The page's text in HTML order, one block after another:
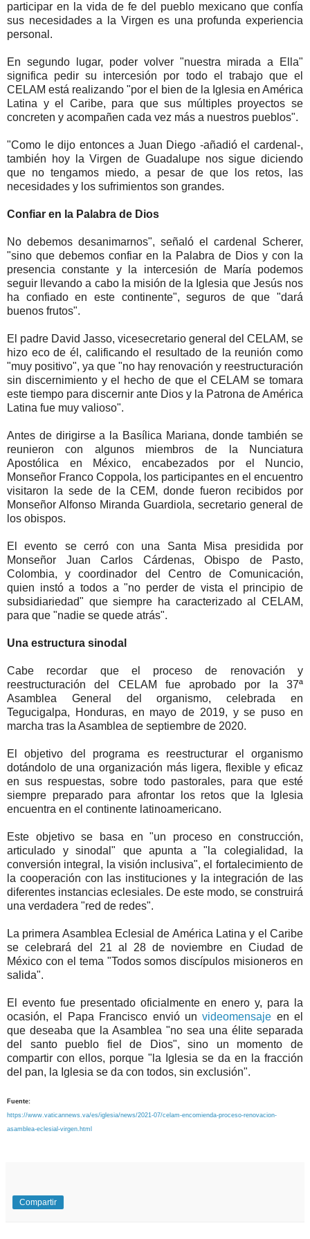
participar en la vida de fe del pueblo mexicano que confía
sus necesidades a la Virgen es una profunda experiencia
personal.
En segundo lugar, poder volver "nuestra mirada a Ella"
significa pedir su intercesión por todo el trabajo que el
CELAM está realizando "por el bien de la Iglesia en América
Latina y el Caribe, para que sus múltiples proyectos se
concreten y acompañen cada vez más a nuestros pueblos".
"Como le dijo entonces a Juan Diego -añadió el cardenal-,
también hoy la Virgen de Guadalupe nos sigue diciendo
que no tengamos miedo, a pesar de que los retos, las
necesidades y los sufrimientos son grandes.
Confiar en la Palabra de Dios
No debemos desanimarnos", señaló el cardenal Scherer,
"sino que debemos confiar en la Palabra de Dios y con la
presencia constante y la intercesión de María podemos
seguir llevando a cabo la misión de la Iglesia que Jesús nos
ha confiado en este continente", seguros de que "dará
buenos frutos".
El padre David Jasso, vicesecretario general del CELAM, se
hizo eco de él, calificando el resultado de la reunión como
"muy positivo", ya que "no hay renovación y reestructuración
sin discernimiento y el hecho de que el CELAM se tomara
este tiempo para discernir ante Dios y la Patrona de América
Latina fue muy valioso".
Antes de dirigirse a la Basílica Mariana, donde también se
reunieron con algunos miembros de la Nunciatura
Apostólica en México, encabezados por el Nuncio,
Monseñor Franco Coppola, los participantes en el encuentro
visitaron la sede de la CEM, donde fueron recibidos por
Monseñor Alfonso Miranda Guardiola, secretario general de
los obispos.
El evento se cerró con una Santa Misa presidida por
Monseñor Juan Carlos Cárdenas, Obispo de Pasto,
Colombia, y coordinador del Centro de Comunicación,
quien instó a todos a "no perder de vista el principio de
subsidiariedad" que siempre ha caracterizado al CELAM,
para que "nadie se quede atrás".
Una estructura sinodal
Cabe recordar que el proceso de renovación y
reestructuración del CELAM fue aprobado por la 37ª
Asamblea General del organismo, celebrada en
Tegucigalpa, Honduras, en mayo de 2019, y se puso en
marcha tras la Asamblea de septiembre de 2020.
El objetivo del programa es reestructurar el organismo
dotándolo de una organización más ligera, flexible y eficaz
en sus respuestas, sobre todo pastorales, para que esté
siempre preparado para afrontar los retos que la Iglesia
encuentra en el continente latinoamericano.
Este objetivo se basa en "un proceso en construcción,
articulado y sinodal" que apunta a "la colegialidad, la
conversión integral, la visión inclusiva", el fortalecimiento de
la cooperación con las instituciones y la integración de las
diferentes instancias eclesiales. De este modo, se construirá
una verdadera "red de redes".
La primera Asamblea Eclesial de América Latina y el Caribe
se celebrará del 21 al 28 de noviembre en Ciudad de
México con el tema "Todos somos discípulos misioneros en
salida".
El evento fue presentado oficialmente en enero y, para la
ocasión, el Papa Francisco envió unvideomensaje en el
que deseaba que la Asamblea "no sea una élite separada
del santo pueblo fiel de Dios", sino un momento de
compartir con ellos, porque "la Iglesia se da en la fracción
del pan, la Iglesia se da con todos, sin exclusión".
Fuente:
https://www.vaticannews.va/es/iglesia/news/2021-07/celam-encomienda-proceso-renovacion-
asamblea-eclesial-virgen.html
Compartir